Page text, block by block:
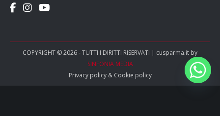
COPYRIGHT © 2026 - TUTTI I DIRITTI RISERVATI | cusparma.it by
SINFONIA MEDIA
Privacy policy& Cookie policy